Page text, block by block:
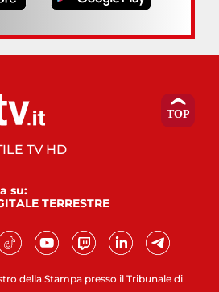
della Stampa presso il Tribunale di
TV HD
su:
TERRESTRE